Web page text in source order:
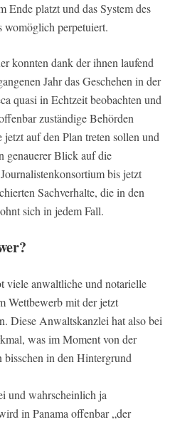
Ende platzt und das System des
womöglich perpetuiert.
konnten dank der ihnen laufend
Jahr das Geschehen in der
quasi in Echtzeit beobachten und
zuständige Behörden
auf den Plan treten sollen und
genauerer Blick auf die
bis jetzt
Sachverhalte, die in den
sich in jedem Fall.
viele anwaltliche und notarielle
Wettbewerb mit der jetzt
Diese Anwaltskanzlei hat also bei
was im Moment von der
in den Hintergrund
und wahrscheinlich ja
in Panama offenbar „der